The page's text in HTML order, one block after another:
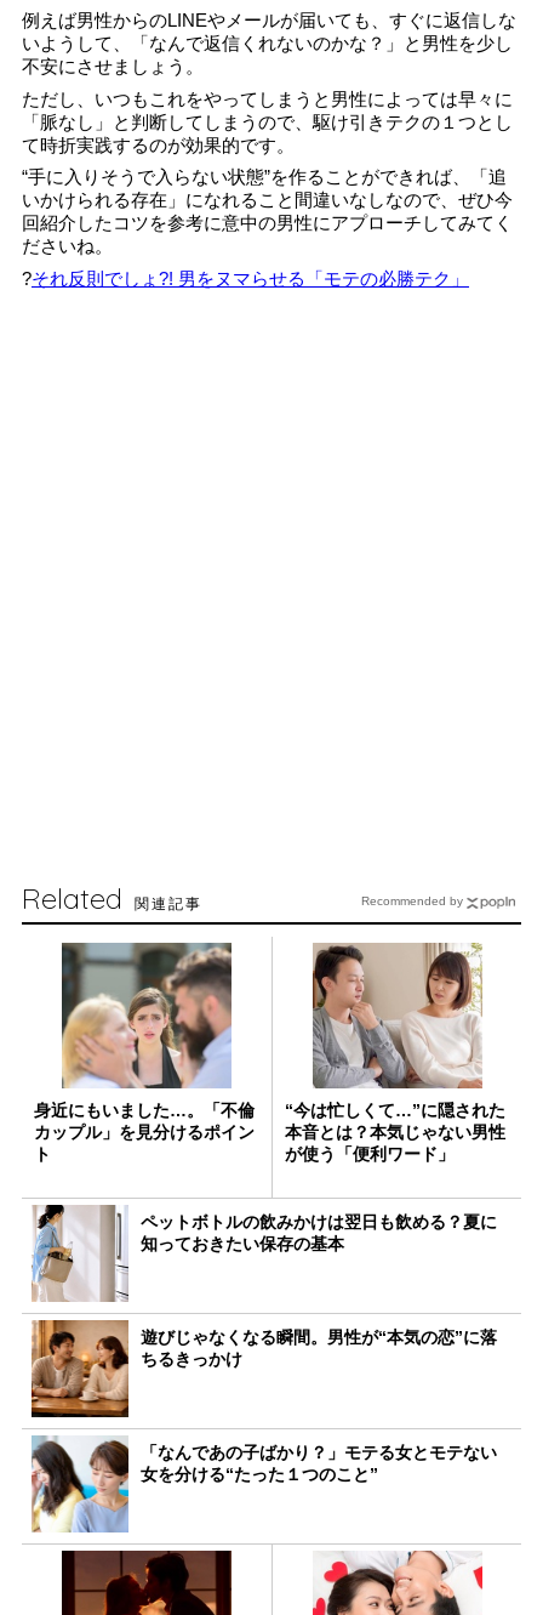
例えば男性からのLINEやメールが届いても、すぐに返信しな
いようして、「なんで返信くれないのかな？」と男性を少し
不安にさせましょう。
ただし、いつもこれをやってしまうと男性によっては早々に
「脈なし」と判断してしまうので、駆け引きテクの１つとし
て時折実践するのが効果的です。
“手に入りそうで入らない状態”を作ることができれば、「追
いかけられる存在」になれること間違いなしなので、ぜひ今
回紹介したコツを参考に意中の男性にアプローチしてみてく
ださいね。
?それ反則でしょ?! 男をヌマらせる「モテの必勝テク」
Related 関連記事
身近にもいました…。「不倫
カップル」を見分けるポイン
ト
“今は忙しくて…”に隠された
本音とは？本気じゃない男性
が使う「便利ワード」
ペットボトルの飲みかけは翌日も飲める？夏に
知っておきたい保存の基本
遊びじゃなくなる瞬間。男性が“本気の恋”に落
ちるきっかけ
「なんであの子ばかり？」モテる女とモテない
女を分ける“たった１つのこと”
Recommended by